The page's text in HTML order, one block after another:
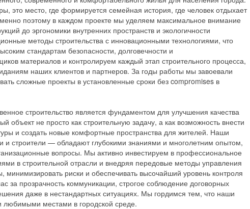
место, где формируется семейная история, где человек отдыхает
поэтому в каждом проекте мы уделяем максимальное внимание
до эргономики внутренних пространств и экологичности
методы строительства с инновационными технологиями, что
стандартам безопасности, долговечности и
материалов и контролируем каждый этап строительного процесса,
наших клиентов и партнеров. За годы работы мы завоевали
сложные проекты в установленные сроки без compromises в
строительство является фундаментом для улучшения качества
не просто как строительную задачу, а как возможность внести
и создать новые комфортные пространства для жителей. Наши
строители — обладают глубокими знаниями и многолетним опытом,
вопросы. Мы активно инвестируем в профессиональное
в строительной отрасли и внедряя передовые методы управления
риски и обеспечивать высочайший уровень контроля
за прозрачность коммуникации, строгое соблюдение договорных
даже в нестандартных ситуациях. Мы гордимся тем, что наши
любимыми местами в городской среде.